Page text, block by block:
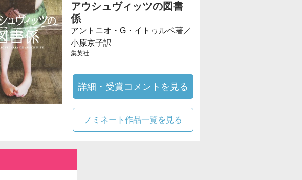
アウシュヴィッツの図書
係
アントニオ・G・イトゥルベ著／
小原京子訳
集英社
詳細・受賞コメントを見る
ノミネート作品一覧を見る